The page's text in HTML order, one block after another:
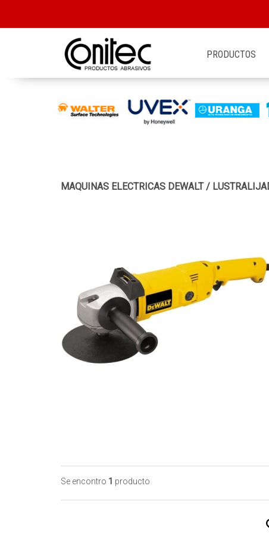
PRODUCTOS
MAQUINAS ELECTRICAS DEWALT/
Se encontro 1 producto